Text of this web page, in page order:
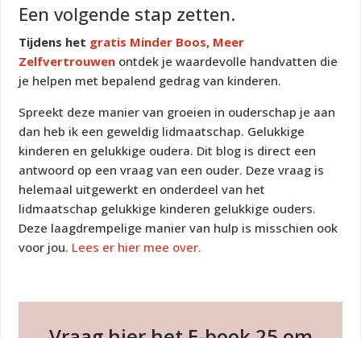
Een volgende stap zetten.
Tijdens het gratis Minder Boos, Meer
Zelfvertrouwen ontdek je waardevolle handvatten die
je helpen met bepalend gedrag van kinderen.
Spreekt deze manier van groeien in ouderschap je aan
dan heb ik een geweldig lidmaatschap. Gelukkige
kinderen en gelukkige oudera. Dit blog is direct een
antwoord op een vraag van een ouder. Deze vraag is
helemaal uitgewerkt en onderdeel van het
lidmaatschap gelukkige kinderen gelukkige ouders.
Deze laagdrempelige manier van hulp is misschien ook
voor jou. Lees er hier mee over.